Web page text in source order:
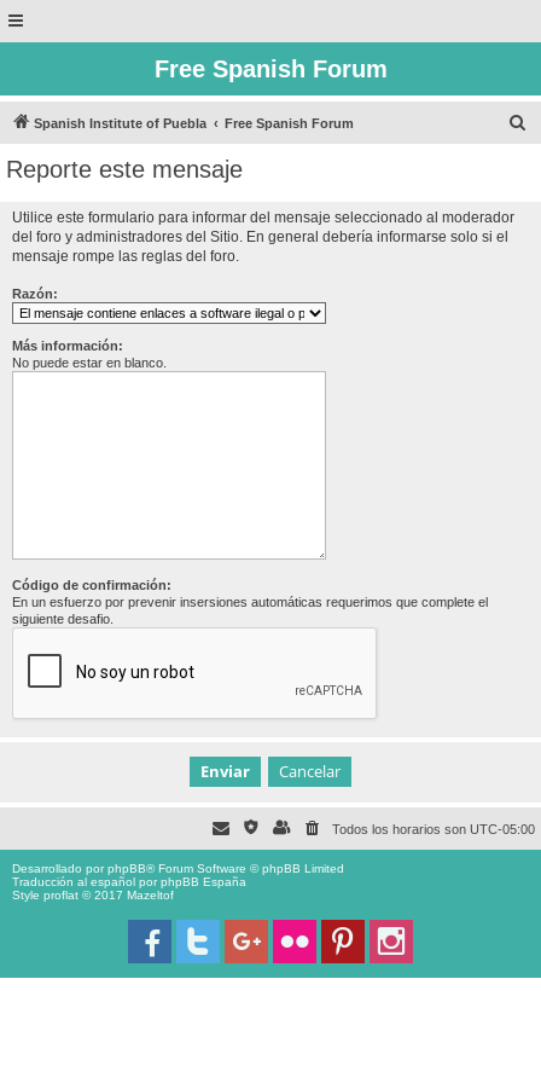
Free Spanish Forum
Spanish Institute of Puebla Free Spanish Forum
Reporte este mensaje
Utilice este formulario para informar del mensaje seleccionado al moderador
del foro y administradores del Sitio. En general debería informarse solo si el
mensaje rompe las reglas del foro.
Razón:
Más información:
No puede estar en blanco.
Código de confirmación:
En un esfuerzo por prevenir insersiones automáticas requerimos que complete el
siguiente desafio.
Todos los horarios son UTC-05:00
Desarrollado porphpBB® Forum Software © phpBB Limited
Traducción al español porphpBB España
Style proflat © 2017 Mazeltof